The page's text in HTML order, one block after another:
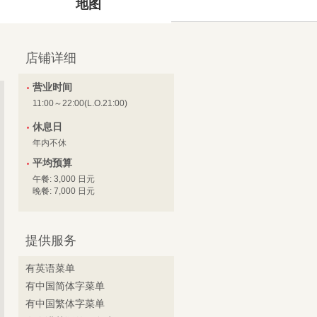
地图
店铺详细
营业时间
11:00～22:00(L.O.21:00)
休息日
年内不休
平均预算
午餐: 3,000 日元
晚餐: 7,000 日元
提供服务
有英语菜单
有中国简体字菜单
有中国繁体字菜单